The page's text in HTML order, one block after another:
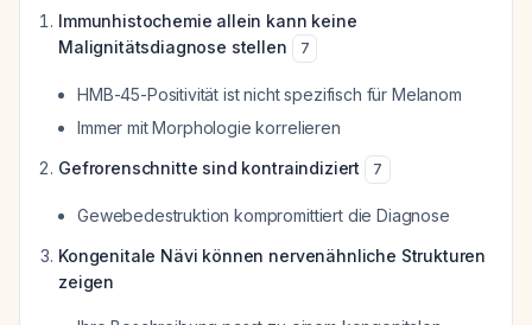
Immunhistochemie allein kann keine
Malignitätsdiagnose stellen
7
HMB-45-Positivität ist nicht spezifisch für Melanom
Immer mit Morphologie korrelieren
Gefrorenschnitte sind kontraindiziert
7
Gewebedestruktion kompromittiert die Diagnose
Kongenitale Nävi können nervenähnliche Strukturen
zeigen